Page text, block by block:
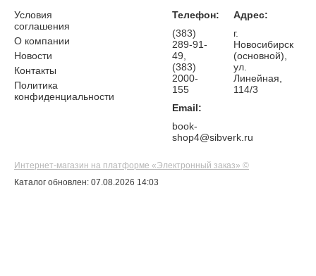
Условия
соглашения
О компании
Новости
Контакты
Политика
конфиденциальности
Телефон:
(383)
289-91-
49,
(383)
2000-
155
Email:
book-
shop4@sibverk.ru
Адрес:
г.
Новосибирск
(основной),
ул.
Линейная,
114/3
Интернет-магазин на платформе «Электронный заказ» ©
Каталог обновлен: 07.08.2026 14:03